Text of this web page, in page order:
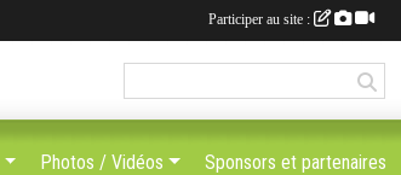
Photos / Vidéos Sponsors et partenaires
Participer au site :